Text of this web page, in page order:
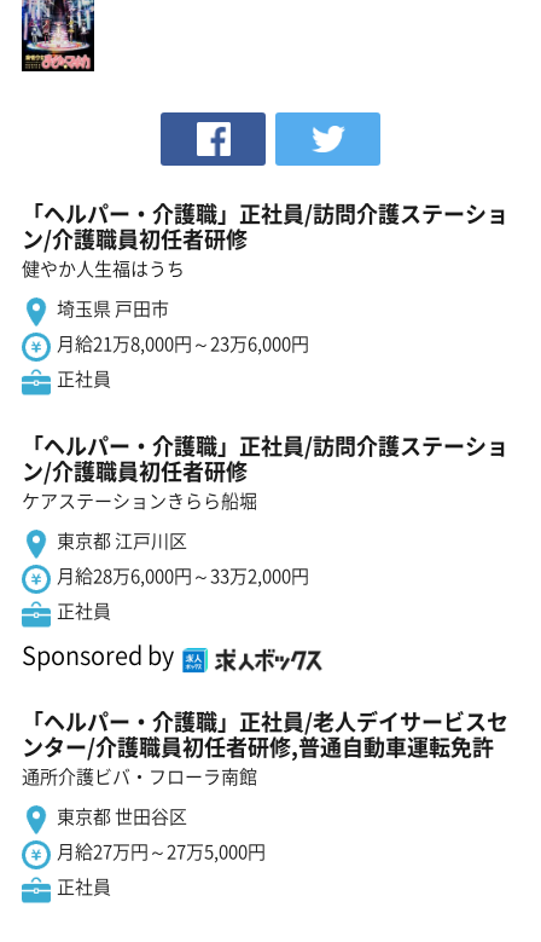
「ヘルパー・介護職」正社員/訪問介護ステーショ
ン/介護職員初任者研修
健やか人生福はうち
埼玉県 戸田市
月給21万8,000円～23万6,000円
正社員
「ヘルパー・介護職」正社員/訪問介護ステーショ
ン/介護職員初任者研修
ケアステーションきらら船堀
東京都 江戸川区
月給28万6,000円～33万2,000円
正社員
Sponsored by
「ヘルパー・介護職」正社員/老人デイサービスセ
ンター/介護職員初任者研修,普通自動車運転免許
通所介護ビバ・フローラ南館
東京都 世田谷区
月給27万円～27万5,000円
正社員